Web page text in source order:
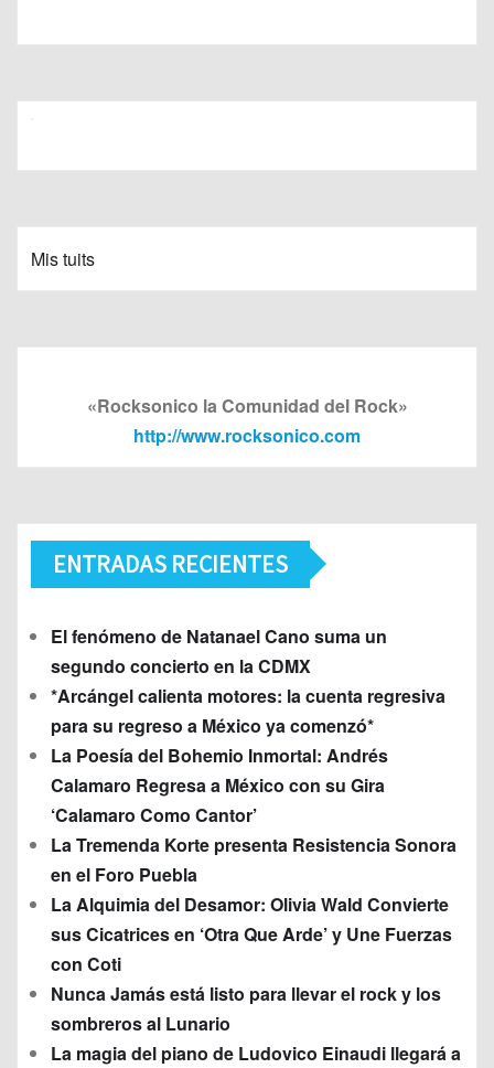
Mis tuits
«Rocksonico la Comunidad del Rock»
http://www.rocksonico.com
ENTRADAS RECIENTES
El fenómeno de Natanael Cano suma un
segundo concierto en la CDMX
*Arcángel calienta motores: la cuenta regresiva
para su regreso a México ya comenzó*
La Poesía del Bohemio Inmortal: Andrés
Calamaro Regresa a México con su Gira
‘Calamaro Como Cantor’
La Tremenda Korte presenta Resistencia Sonora
en el Foro Puebla
La Alquimia del Desamor: Olivia Wald Convierte
sus Cicatrices en ‘Otra Que Arde’ y Une Fuerzas
con Coti
Nunca Jamás está listo para llevar el rock y los
sombreros al Lunario
La magia del piano de Ludovico Einaudi llegará a